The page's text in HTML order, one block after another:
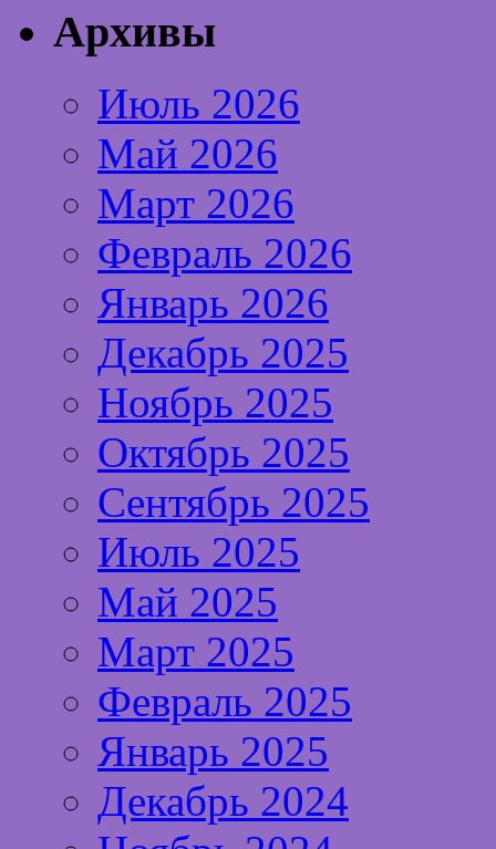
Архивы
Июль 2026
Май 2026
Март 2026
Февраль 2026
Январь 2026
Декабрь 2025
Ноябрь 2025
Октябрь 2025
Сентябрь 2025
Июль 2025
Май 2025
Март 2025
Февраль 2025
Январь 2025
Декабрь 2024